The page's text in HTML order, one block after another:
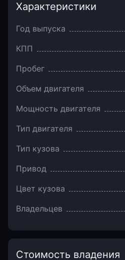
Характеристики
Год выпуска
КПП
Пробег
Объем двигателя
Мощность двигателя
Тип двигателя
Тип кузова
Привод
Цвет кузова
Владельцев
Стоимость владения